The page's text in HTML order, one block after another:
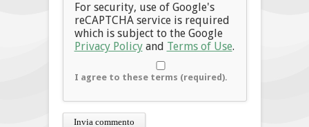
For security, use of Google's
reCAPTCHA service is required
which is subject to the Google
Privacy Policyand Terms of Use.
I agree to these terms (required).